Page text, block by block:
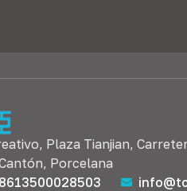
Plaza Tianjian,
Porcelana